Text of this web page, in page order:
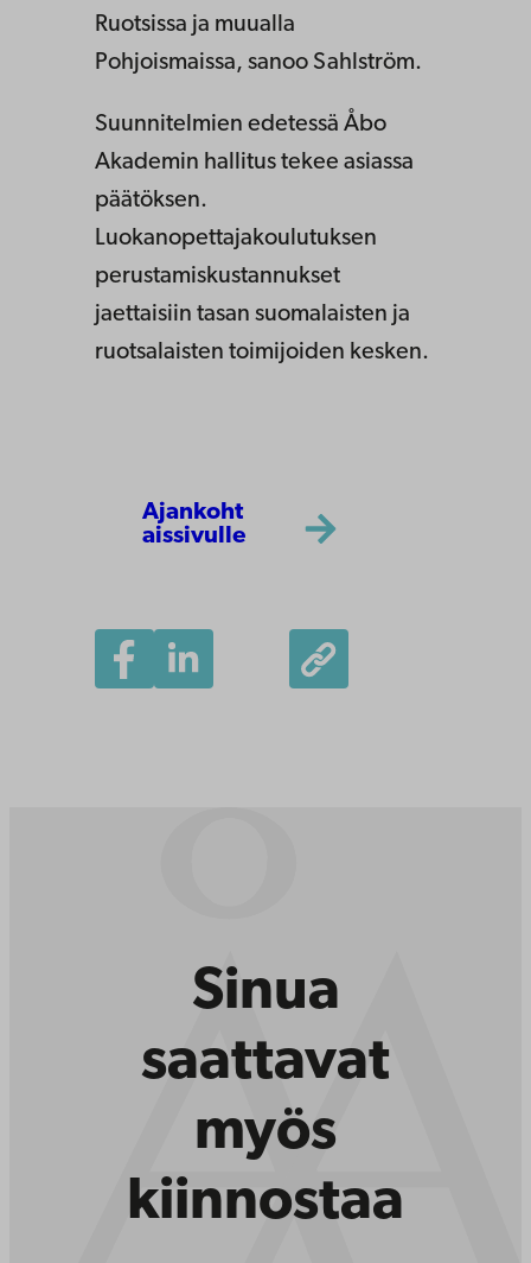
Ruotsissa ja muualla
Pohjoismaissa, sanoo Sahlström.
Suunnitelmien edetessä Åbo
Akademin hallitus tekee asiassa
päätöksen.
Luokanopettajakoulutuksen
perustamiskustannukset
jaettaisiin tasan suomalaisten ja
ruotsalaisten toimijoiden kesken.
Ajankoht
aissivulle
Sinua
saattavat
myös
kiinnostaa